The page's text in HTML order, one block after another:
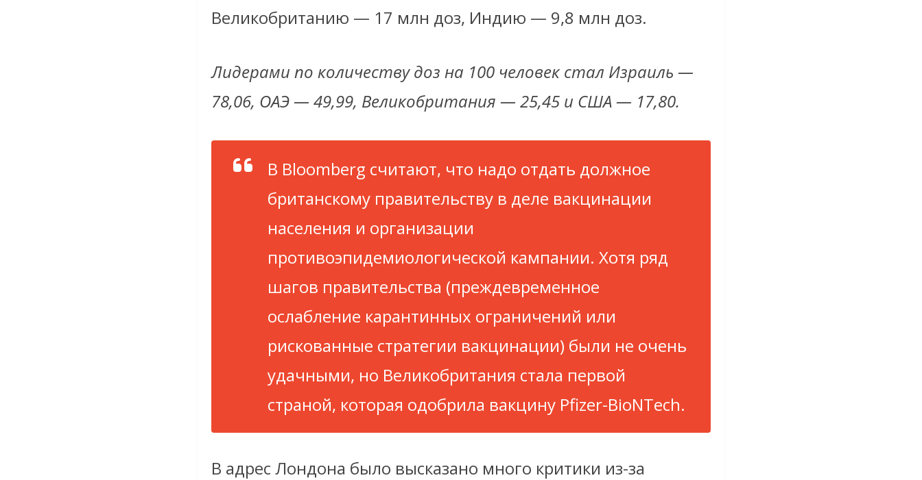
Великобританию — 17 млн доз, Индию — 9,8 млн доз.
Лидерами по количеству доз на 100 человек стал Израиль —
78,06, ОАЭ — 49,99, Великобритания — 25,45 и США — 17,80.
В Bloomberg считают, что надо отдать должное
британскому правительству в деле вакцинации
населения и организации
противоэпидемиологической кампании. Хотя ряд
шагов правительства (преждевременное
ослабление карантинных ограничений или
рискованные стратегии вакцинации) были не очень
удачными, но Великобритания стала первой
страной, которая одобрила вакцину Pfizer-BioNTech.
В адрес Лондона было высказано много критики из-за